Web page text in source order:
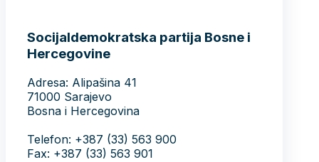
Socijaldemokratska partija Bosne i
Hercegovine
Adresa: Alipašina 41
71000 Sarajevo
Bosna i Hercegovina
Telefon: +387 (33) 563 900
Fax: +387 (33) 563 901